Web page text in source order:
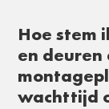
Hoe stem
en
wachttijd